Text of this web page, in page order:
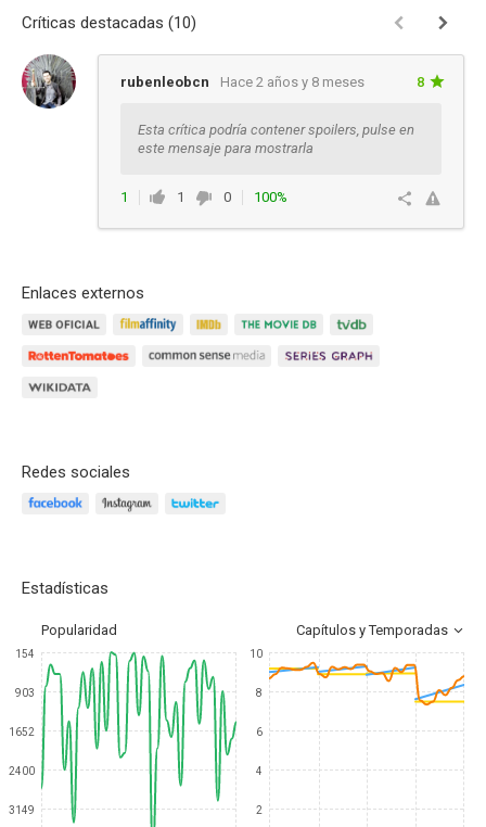
Críticas destacadas (10)
rubenleobcn Hace 2 años y 8 meses 8
Esta crítica podría contener spoilers, pulse en
este mensaje para mostrarla
1 1 0
100%
Enlaces externos
Redes sociales
Estadísticas
Popularidad Capítulos y Temporadas
154
903
1652
2400
3149
10
8
6
4
2